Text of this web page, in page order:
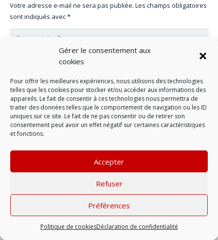
Gérer le consentement aux
cookies
Pour offrir les meilleures expériences, nous utilisons des technologies
telles que les cookies pour stocker et/ou accéder aux informations des
appareils. Le fait de consentir à ces technologies nous permettra de
traiter des données telles que le comportement de navigation ou les ID
uniques sur ce site. Le fait de ne pas consentir ou de retirer son
consentement peut avoir un effet négatif sur certaines caractéristiques
et fonctions.
Accepter
Refuser
Préférences
Politique de cookiesDéclaration de confidentialité
Votre adresse e-mail ne sera pas publiée. Les champs obligatoires
sont indiqués avec*
LAISSER UN COMMENTAIRE
| © 2022 |
confidentialité